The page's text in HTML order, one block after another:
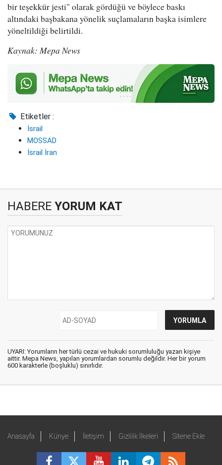
bir teşekkür jesti" olarak gördüğü ve böylece baskı
altındaki başbakana yönelik suçlamaların başka isimlere
yöneltildiği belirtildi.
Kaynak: Mepa News
Etiketler :
İsrail
MOSSAD
İsrail İran
HABERE YORUM KAT
UYARI: Yorumların her türlü cezai ve hukuki sorumluluğu yazan kişiye
aittir. Mepa News, yapılan yorumlardan sorumlu değildir. Her bir yorum
600 karakterle (boşluklu) sınırlıdır.
Anasayfa Künye İletişim Gizlilik İlkeleri Sitene Ekle